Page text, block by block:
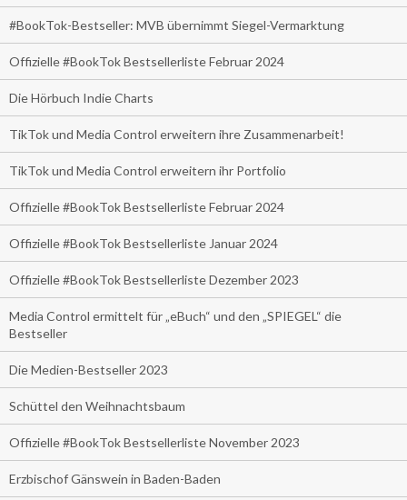
#BookTok-Bestseller: MVB übernimmt Siegel-Vermarktung
Offizielle #BookTok Bestsellerliste Februar 2024
Die Hörbuch Indie Charts
TikTok und Media Control erweitern ihre Zusammenarbeit!
TikTok und Media Control erweitern ihr Portfolio
Offizielle #BookTok Bestsellerliste Februar 2024
Offizielle #BookTok Bestsellerliste Januar 2024
Offizielle #BookTok Bestsellerliste Dezember 2023
Media Control ermittelt für „eBuch“ und den „SPIEGEL“ die
Bestseller
Die Medien-Bestseller 2023
Schüttel den Weihnachtsbaum
Offizielle #BookTok Bestsellerliste November 2023
Erzbischof Gänswein in Baden-Baden